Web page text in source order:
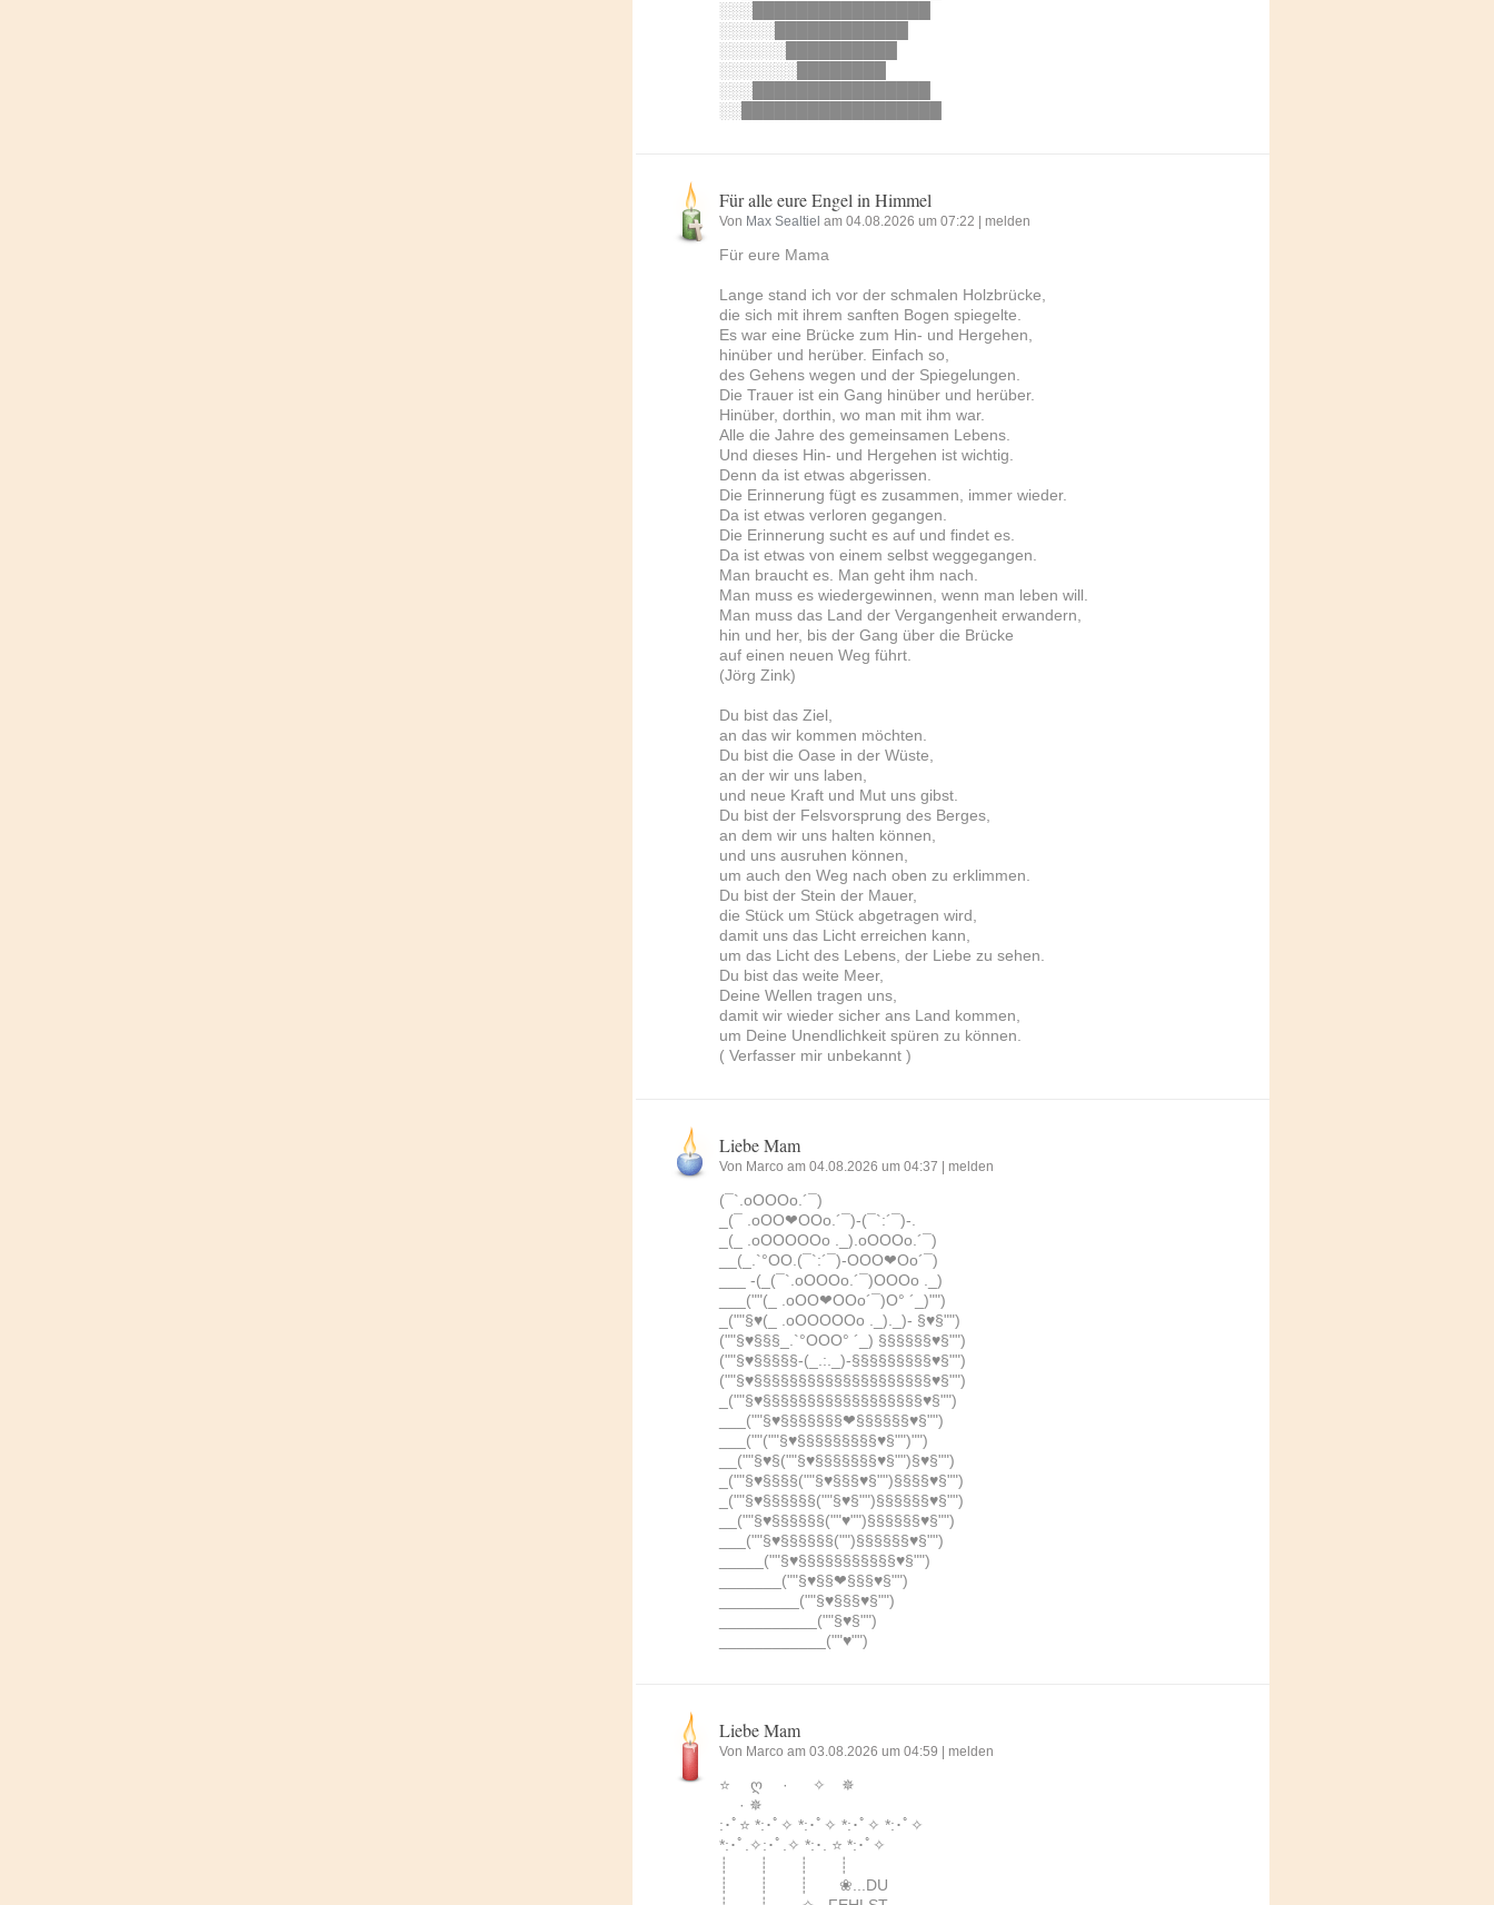
░░░████████████████
░░░░░████████████
░░░░░░██████████
░░░░░░░████████
░░░████████████████
░░██████████████████
Für alle eure Engel in Himmel
Von Max Sealtiel am 04.08.2026 um 07:22 | melden
Für eure Mama
Lange stand ich vor der schmalen Holzbrücke,
die sich mit ihrem sanften Bogen spiegelte.
Es war eine Brücke zum Hin- und Hergehen,
hinüber und herüber. Einfach so,
des Gehens wegen und der Spiegelungen.
Die Trauer ist ein Gang hinüber und herüber.
Hinüber, dorthin, wo man mit ihm war.
Alle die Jahre des gemeinsamen Lebens.
Und dieses Hin- und Hergehen ist wichtig.
Denn da ist etwas abgerissen.
Die Erinnerung fügt es zusammen, immer wieder.
Da ist etwas verloren gegangen.
Die Erinnerung sucht es auf und findet es.
Da ist etwas von einem selbst weggegangen.
Man braucht es. Man geht ihm nach.
Man muss es wiedergewinnen, wenn man leben will.
Man muss das Land der Vergangenheit erwandern,
hin und her, bis der Gang über die Brücke
auf einen neuen Weg führt.
(Jörg Zink)
Du bist das Ziel,
an das wir kommen möchten.
Du bist die Oase in der Wüste,
an der wir uns laben,
und neue Kraft und Mut uns gibst.
Du bist der Felsvorsprung des Berges,
an dem wir uns halten können,
und uns ausruhen können,
um auch den Weg nach oben zu erklimmen.
Du bist der Stein der Mauer,
die Stück um Stück abgetragen wird,
damit uns das Licht erreichen kann,
um das Licht des Lebens, der Liebe zu sehen.
Du bist das weite Meer,
Deine Wellen tragen uns,
damit wir wieder sicher ans Land kommen,
um Deine Unendlichkeit spüren zu können.
( Verfasser mir unbekannt )
Liebe Mam
Von Marco am 04.08.2026 um 04:37 | melden
(¯`.oOOOo.´¯)
_(¯ .oOO❤OOo.´¯)-(¯`:´¯)-.
_(_ .oOOOOOo ._).oOOOo.´¯)
__(_.`°OO.(¯`:´¯)-OOO❤Oo´¯)
___ -(_(¯`.oOOOo.´¯)OOOo ._)
___(""(_ .oOO❤OOo´¯)O° ´_)"")
_(""§♥(_ .oOOOOOo ._)._)- §♥§"")
(""§♥§§§_.`°OOO° ´_) §§§§§§♥§"")
(""§♥§§§§§-(_.:._)-§§§§§§§§§♥§"")
(""§♥§§§§§§§§§§§§§§§§§§§§♥§"")
_(""§♥§§§§§§§§§§§§§§§§§§♥§"")
___(""§♥§§§§§§§❤§§§§§§♥§"")
___(""(""§♥§§§§§§§§§♥§"")"")
__(""§♥§(""§♥§§§§§§§♥§"")§♥§"")
_(""§♥§§§§(""§♥§§§♥§"")§§§§♥§"")
_(""§♥§§§§§§(""§♥§"")§§§§§§♥§"")
__(""§♥§§§§§§(""♥"")§§§§§§♥§"")
___(""§♥§§§§§§("")§§§§§§♥§"")
_____(""§♥§§§§§§§§§§§♥§"")
_______(""§♥§§❤§§§♥§"")
_________(""§♥§§§♥§"")
___________(""§♥§"")
____________(""♥"")
Liebe Mam
Von Marco am 03.08.2026 um 04:59 | melden
⭐️ ღ · ✧ ✵
· ✵
:･ﾟ⭐️ *:･ﾟ✧ *:･ﾟ✧ *:･ﾟ✧ *:･ﾟ✧
*:･ﾟ.✧:･ﾟ.✧ *:･. ⭐️ *:･ﾟ✧
┊ ┊ ┊ ┊
┊ ┊ ┊ ❀...DU